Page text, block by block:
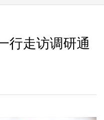
行走访调研通